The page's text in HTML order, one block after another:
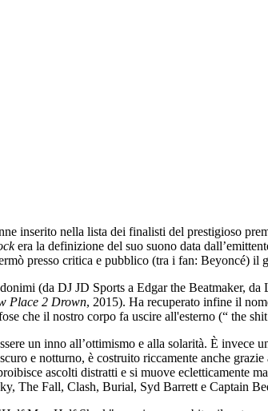
inserito nella lista dei finalisti del prestigioso
era la definizione del suo suono data
presso critica e pubblico (tra i fan: Beyoncé) il
(da DJ JD Sports a Edgar the Beatmaker,
Place 2 Drown, 2015). Ha recuperato infine il
che il nostro corpo fa uscire all'esterno (“ the
un inno all’ottimismo e alla solarità. È invece
e notturno, è costruito riccamente anche
ascolti distratti e si muove ecletticamente
The Fall, Clash, Burial, Syd Barrett e Captain